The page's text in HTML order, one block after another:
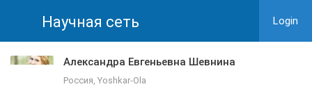
Научная сеть Login
Александра Евгеньевна Шевнина
Россия, Yoshkar-Ola